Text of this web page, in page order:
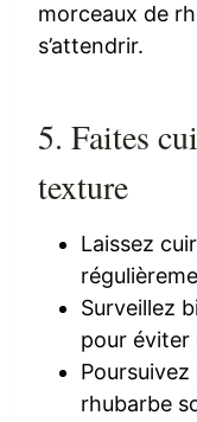
morceaux de
s’attendrir.
5. Faites
texture
Laissez
Surveillez
pour éviter
Poursuivez
rhubarbe